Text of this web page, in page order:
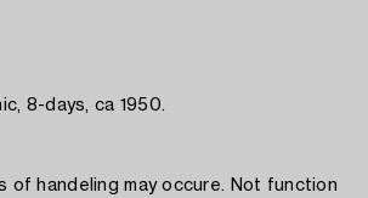
8-days, ca 1950.
of handeling may occure. Not function